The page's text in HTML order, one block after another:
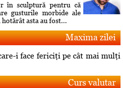
în sculptură pentru că
gusturile morbide ale
asta au fost...
Maxima zilei
i face fericiţi pe cât mai mulţi
Curs valutar